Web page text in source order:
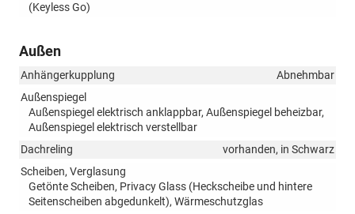
(Keyless Go)
Außen
Anhängerkupplung
Abnehmbar
Außenspiegel
Außenspiegel elektrisch anklappbar, Außenspiegel beheizbar,
Außenspiegel elektrisch verstellbar
Dachreling
vorhanden, in Schwarz
Scheiben, Verglasung
Getönte Scheiben, Privacy Glass (Heckscheibe und hintere
Seitenscheiben abgedunkelt), Wärmeschutzglas